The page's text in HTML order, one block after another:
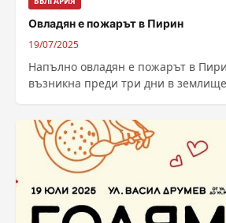
Овладян е пожарът в Пирин
19/07/2025
Напълно овладян е пожарът в
възникна преди три дни в